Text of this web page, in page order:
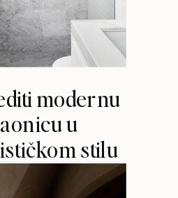
modernu
u
stilu